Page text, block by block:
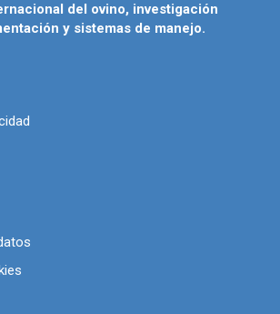
del ovino, investigación
y sistemas de manejo.